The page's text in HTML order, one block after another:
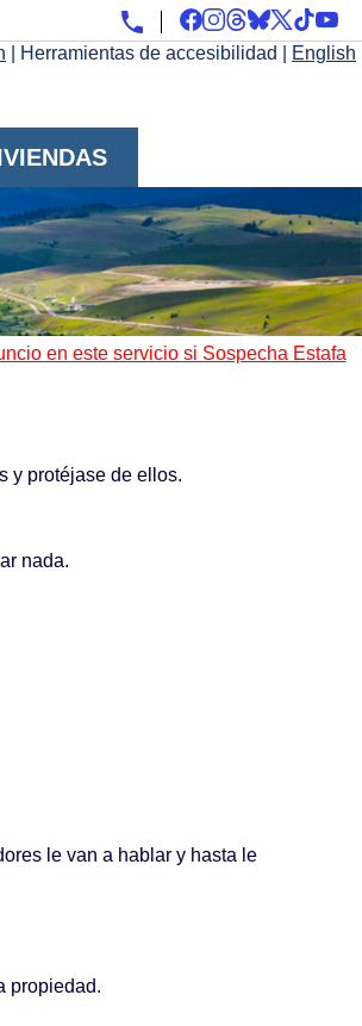
Herramientas de accesibilidad English
en este servicio si Sospecha Estafa
y protéjase de ellos.
nada.
le van a hablar y hasta le
propiedad.